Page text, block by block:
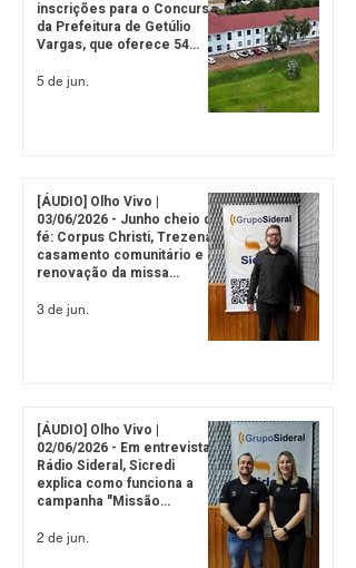
inscrições para o Concurso
da Prefeitura de Getúlio
Vargas, que oferece 54
20,9 mil
5 de jun.
[ÁUDIO] Olho Vivo |
03/06/2026 - Junho cheio de
fé: Corpus Christi, Trezena,
casamento comunitário e
renovação da missa
programação da Paróquia
3 de jun.
[ÁUDIO] Olho Vivo |
02/06/2026 - Em entrevista à
Rádio Sideral, Sicredi
explica como funciona a
campanha "Missão
2 de jun.